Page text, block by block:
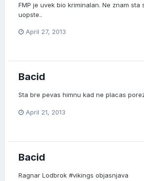
FMP je uvek bio kriminalan. Ne znam sta
uopste..
April 27, 2013
Bacid
Sta bre pevas himnu kad ne placas
April 21, 2013
Bacid
Ragnar Lodbrok #vikings objasnjava